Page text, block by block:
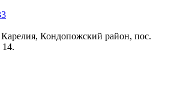
Кондопожский район, пос.
14.